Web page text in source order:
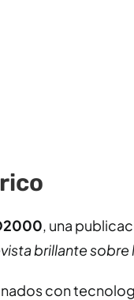
, una
brillante sobre
con